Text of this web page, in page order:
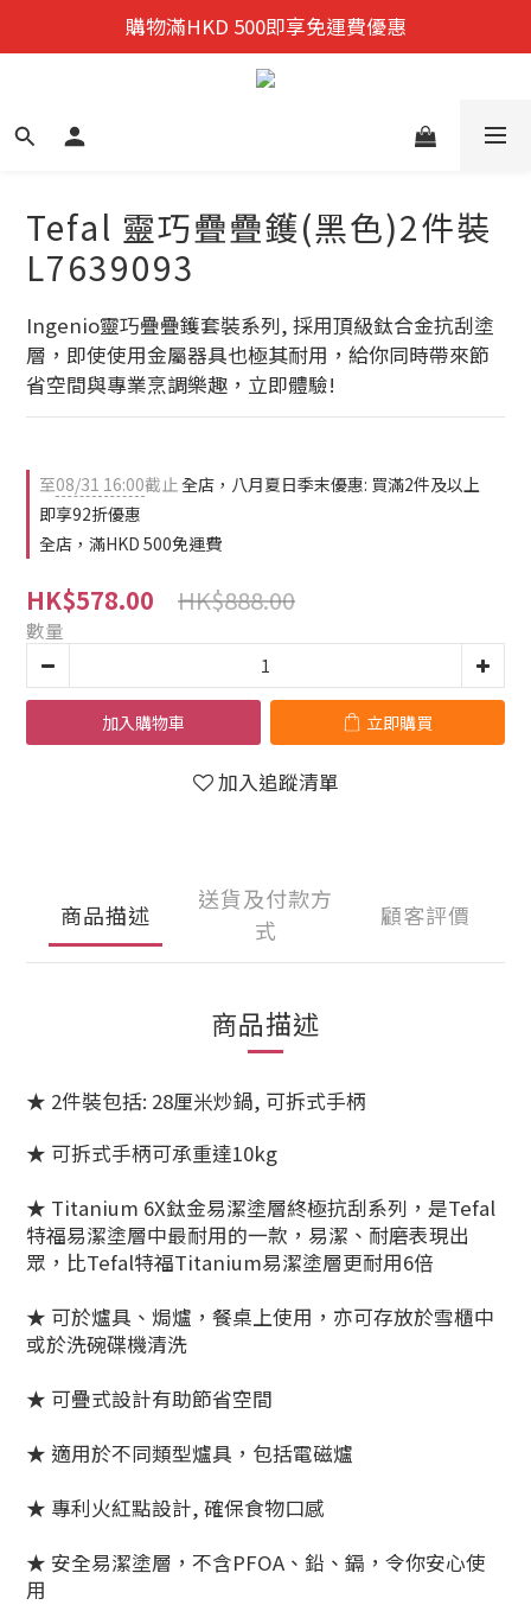
迎新禮遇:  新會員首次購物 尊享全單9折優惠!
購物滿HKD 500即享免運費優惠
迎新禮遇:  新會員首次購物 尊享全單9折優惠!
Tefal 靈巧疊疊鑊(黑色)2件裝
L7639093
Ingenio靈巧疊疊鑊套裝系列, 採用頂級鈦合金抗刮塗
層，即使使用金屬器具也極其耐用，給你同時帶來節
省空間與專業烹調樂趣，立即體驗!
至08/31 16:00截止全店，八月夏日季末優惠: 買滿2件及以上
即享92折優惠
全店，滿HKD 500免運費
HK$578.00 HK$888.00
數量
加入購物車 立即購買
加入追蹤清單
商品描述
送貨及付款方
式
顧客評價
商品描述
★ 2件裝包括: 28厘米炒鍋, 可拆式手柄
★ 可拆式手柄可承重達10kg
★ Titanium 6X鈦金易潔塗層終極抗刮系列，是Tefal
特福易潔塗層中最耐用的一款，易潔、耐磨表現出
眾，比Tefal特福Titanium易潔塗層更耐用6倍
★ 可於爐具、焗爐，餐桌上使用，亦可存放於雪櫃中
或於洗碗碟機清洗
★ 可疊式設計有助節省空間
★ 適用於不同類型爐具，包括電磁爐
★ 專利火紅點設計, 確保食物口感
★ 安全易潔塗層，不含PFOA、鉛、鎘，令你安心使
用